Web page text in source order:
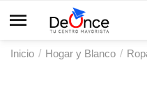
Inicio / Hogar y Blanco /